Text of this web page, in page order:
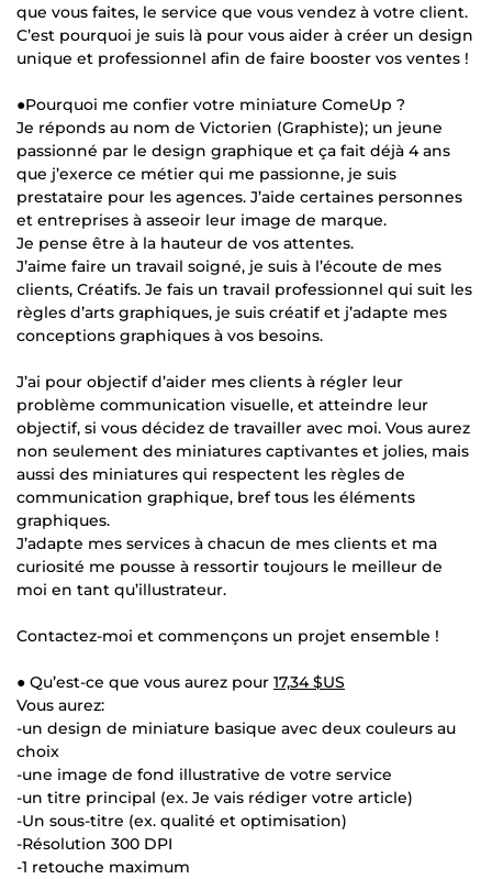
que vous faites, le service que vous vendez à votre client.
C’est pourquoi je suis là pour vous aider à créer un design
unique et professionnel afin de faire booster vos ventes !
●Pourquoi me confier votre miniature ComeUp ?
Je réponds au nom de Victorien (Graphiste); un jeune
passionné par le design graphique et ça fait déjà 4 ans
que j’exerce ce métier qui me passionne, je suis
prestataire pour les agences. J’aide certaines personnes
et entreprises à asseoir leur image de marque.
Je pense être à la hauteur de vos attentes.
J’aime faire un travail soigné, je suis à l’écoute de mes
clients, Créatifs. Je fais un travail professionnel qui suit les
règles d’arts graphiques, je suis créatif et j’adapte mes
conceptions graphiques à vos besoins.
J’ai pour objectif d’aider mes clients à régler leur
problème communication visuelle, et atteindre leur
objectif, si vous décidez de travailler avec moi. Vous aurez
non seulement des miniatures captivantes et jolies, mais
aussi des miniatures qui respectent les règles de
communication graphique, bref tous les éléments
graphiques.
J’adapte mes services à chacun de mes clients et ma
curiosité me pousse à ressortir toujours le meilleur de
moi en tant qu’illustrateur.
Contactez-moi et commençons un projet ensemble !
● Qu’est-ce que vous aurez pour 17,34 $US
Vous aurez:
-un design de miniature basique avec deux couleurs au
choix
-une image de fond illustrative de votre service
-un titre principal (ex. Je vais rédiger votre article)
-Un sous-titre (ex. qualité et optimisation)
-Résolution 300 DPI
-1 retouche maximum